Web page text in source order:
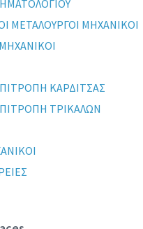
ΜΕΤΑΛΟΥΡΓΟΙ ΜΗΧΑΝΙΚΟΙ
ΚΑΡΔΙΤΣΑΣ
ΤΡΙΚΑΛΩΝ